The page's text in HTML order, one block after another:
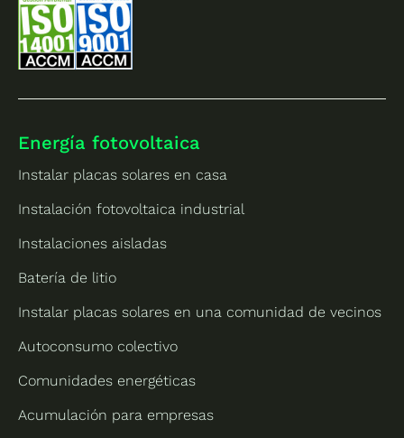
Energía fotovoltaica
Instalar placas solares en casa
Instalación fotovoltaica industrial
Instalaciones aisladas
Batería de litio
Instalar placas solares en una comunidad de vecinos
Autoconsumo colectivo
Comunidades energéticas
Acumulación para empresas